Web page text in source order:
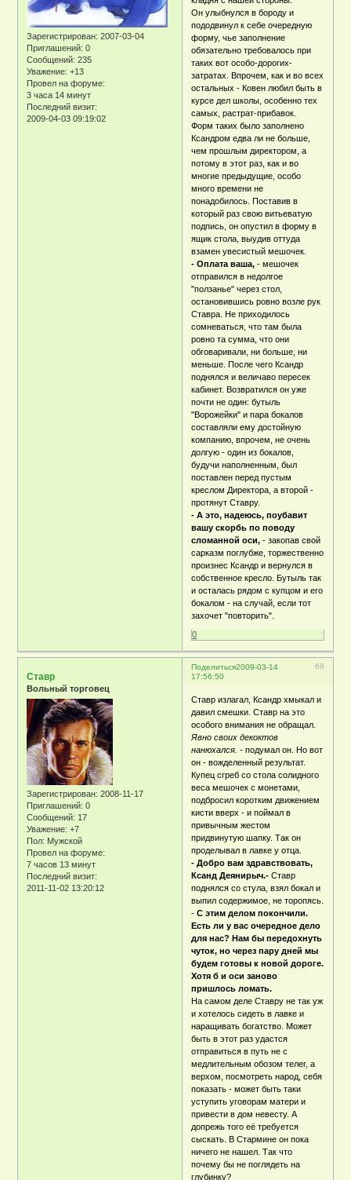
Зарегистрирован: 2007-03-04
Приглашений: 0
Сообщений: 235
Уважение: +13
Провел на форуме:
3 часа 14 минут
Последний визит:
2009-04-03 09:19:02
Он улыбнулся в бороду и
пододвинул к себе очередную
форму, чье заполнение
обязательно требовалось при
таких вот особо-дорогих-
затратах. Впрочем, как и во всех
остальных - Ковен любил быть в
курсе дел школы, особенно тех
самых, растрат-прибавок.
Форм таких было заполнено
Ксандром едва ли не больше,
чем прошлым директором, а
потому в этот раз, как и во
многие предыдущие, особо
много времени не
понадобилось. Поставив в
который раз свою витьеватую
подпись, он опустил в форму в
ящик стола, выудив оттуда
взамен увесистый мешочек.
- Оплата ваша,- мешочек
отправился в недолгое
"ползанье" через стол,
остановившись ровно возле рук
Ставра. Не приходилось
сомневаться, что там была
ровно та сумма, что они
обговаривали, ни больше, ни
меньше. После чего Ксандр
поднялся и величаво пересек
кабинет. Возвратился он уже
почти не один: бутыль
"Ворожейки" и пара бокалов
составляли ему достойную
компанию, впрочем, не очень
долгую - один из бокалов,
будучи наполненным, был
поставлен перед пустым
креслом Директора, а второй -
протянут Ставру.
- А это, надеюсь, поубавит
вашу скорбь по поводу
сломанной оси, - закопав свой
сарказм поглубже, торжественно
произнес Ксандр и вернулся в
собственное кресло. Бутыль так
и осталась рядом с купцом и его
бокалом - на случай, если тот
захочет "повторить".
0
Поделиться 69
2009-03-14
17:56:50
Ставр
Вольный торговец
Зарегистрирован: 2008-11-17
Приглашений: 0
Сообщений: 17
Уважение: +7
Пол: Мужской
Провел на форуме:
7 часов 13 минут
Последний визит:
2011-11-02 13:20:12
Ставр излагал, Ксандр хмыкал и
давил смешки. Ставр на это
особого внимания не обращал.
Явно своих декоктов
нанюхался. - подумал он. Но вот
он - вожделенный результат.
Купец сгреб со стола солидного
веса мешочек с монетами,
подбросил коротким движением
кисти вверх - и поймал в
привычным жестом
придвинутую шапку. Так он
проделывал в лавке у отца.
- Добро вам здравствовать,
Ксанд Деянирыч.- Ставр
поднялся со стула, взял бокал и
выпил содержимое, не торопясь.
-С этим делом покончили.
Есть ли у вас очередное дело
для нас? Нам бы передохнуть
чуток, но через пару дней мы
будем готовы к новой дороге.
Хотя б и оси заново
пришлось ломать.
На самом деле Ставру не так уж
и хотелось сидеть в лавке и
наращивать богатство. Может
быть в этот раз удастся
отправиться в путь не с
медлительным обозом телег, а
верхом, посмотреть народ, себя
показать - может быть таки
уступить уговорам матери и
привести в дом невесту. А
допрежь того её требуется
сыскать. В Стармине он пока
ничего не нашел. Так что
почему бы не поглядеть на
глубинку?